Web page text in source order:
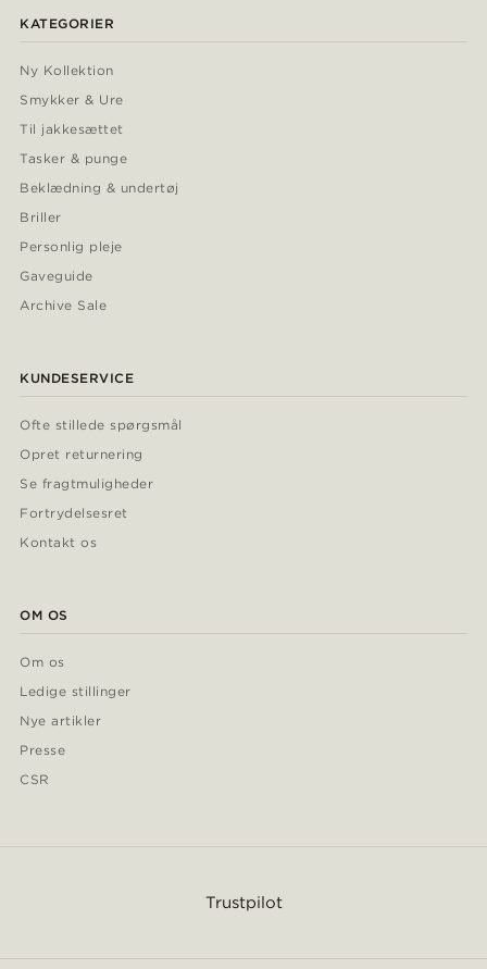
KATEGORIER
Ny Kollektion
Smykker & Ure
Til jakkesættet
Tasker & punge
Beklædning & undertøj
Briller
Personlig pleje
Gaveguide
Archive Sale
KUNDESERVICE
Ofte stillede spørgsmål
Opret returnering
Se fragtmuligheder
Fortrydelsesret
Kontakt os
OM OS
Om os
Ledige stillinger
Nye artikler
Presse
CSR
Trustpilot